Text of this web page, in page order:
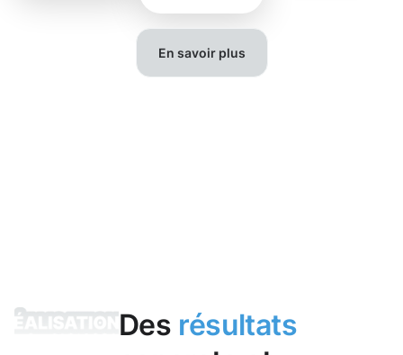
En savoir plus
Des résultats